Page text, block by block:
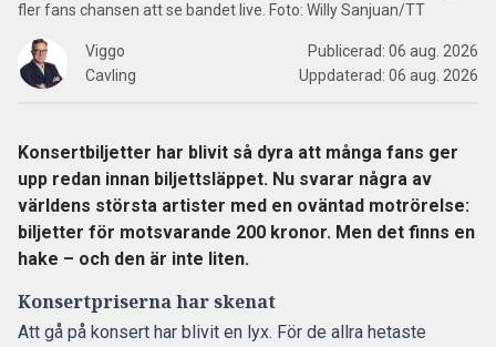
fler fans chansen att se bandet live. Foto: Willy Sanjuan/TT
Viggo
Cavling
Publicerad: 06 aug. 2026
Uppdaterad: 06 aug. 2026
Konsertbiljetter har blivit så dyra att många fans ger
upp redan innan biljettsläppet. Nu svarar några av
världens största artister med en oväntad motrörelse:
biljetter för motsvarande 200 kronor. Men det finns en
hake – och den är inte liten.
Konsertpriserna har skenat
Att gå på konsert har blivit en lyx. För de allra hetaste